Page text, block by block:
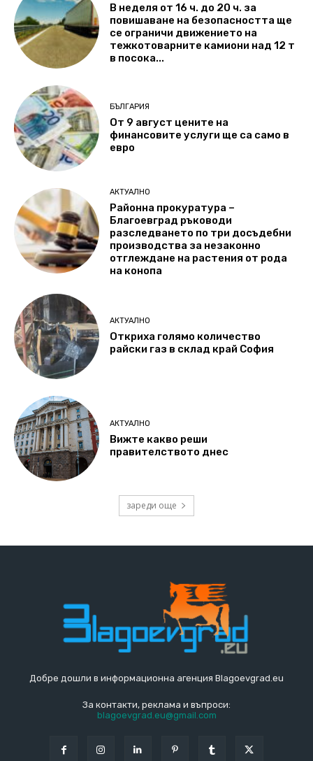
В неделя от 16 ч. до 20 ч. за
повишаване на безопасността ще
се ограничи движението на
тежкотоварните камиони над 12 т
в посока...
БЪЛГАРИЯ
От 9 август цените на
финансовите услуги ще са само в
евро
АКТУАЛНО
Районна прокуратура –
Благоевград ръководи
разследването по три досъдебни
производства за незаконно
отглеждане на растения от рода
на конопа
АКТУАЛНО
Откриха голямо количество
райски газ в склад край София
АКТУАЛНО
Вижте какво реши
правителството днес
зареди още
Добре дошли в информационна агенция Blagoevgrad.eu
За контакти, реклама и въпроси:
blagoevgrad.eu@gmail.com